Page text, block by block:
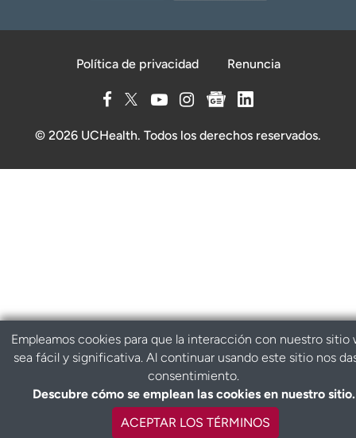
Política de privacidad Renuncia
© 2026 UCHealth. Todos los derechos reservados.
Empleamos cookies para que la interacción con nuestro sitio
sea fácil y significativa. Al continuar usando este sitio nos
consentimiento.
Descubre cómo se emplean las cookies en nuestro sitio.
ACEPTAR LOS TÉRMINOS